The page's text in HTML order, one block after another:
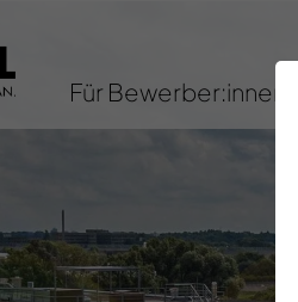
Für Bewerber:innen